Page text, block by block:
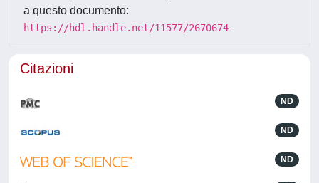
a questo documento:
https://hdl.handle.net/11577/2670674
Citazioni
ND
ND
ND